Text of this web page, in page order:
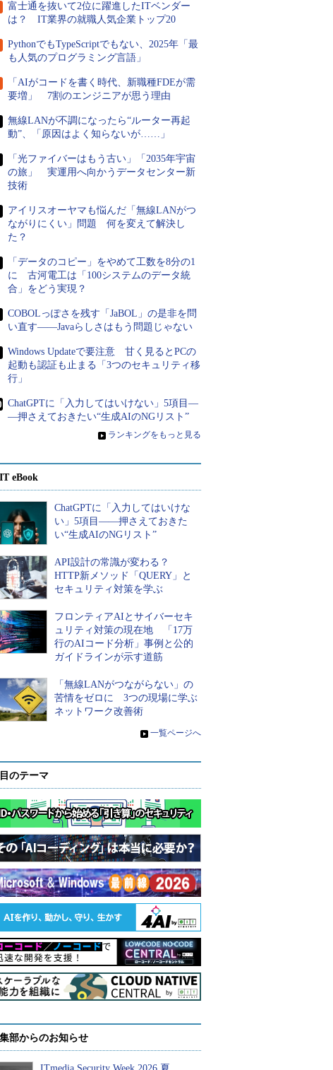
富士通を抜いて2位に躍進したITベンダー
は？ IT業界の就職人気企業トップ20
PythonでもTypeScriptでもない、2025年「最
も人気のプログラミング言語」
「AIがコードを書く時代、新職種FDEが需
要増」 7割のエンジニアが思う理由
無線LANが不調になったら“ルーター再起
動”、「原因はよく知らないが……」
「光ファイバーはもう古い」「2035年宇宙
の旅」 実運用へ向かうデータセンター新
技術
アイリスオーヤマも悩んだ「無線LANがつ
ながりにくい」問題 何を変えて解決し
た？
「データのコピー」をやめて工数を8分の1
に 古河電工は「100システムのデータ統
合」をどう実現？
COBOLっぽさを残す「JaBOL」の是非を問
い直す――Javaらしさはもう問題じゃない
Windows Updateで要注意 甘く見るとPCの
起動も認証も止まる「3つのセキュリティ移
行」
ChatGPTに「入力してはいけない」5項目―
―押さえておきたい“生成AIのNGリスト”
» ランキングをもっと見る
eBook
ChatGPTに「入力してはいけな
い」5項目――押さえておきた
い“生成AIのNGリスト”
API設計の常識が変わる？
HTTP新メソッド「QUERY」と
セキュリティ対策を学ぶ
フロンティアAIとサイバーセキ
ュリティ対策の現在地 「17万
行のAIコード分析」事例と公的
ガイドラインが示す道筋
「無線LANがつながらない」の
苦情をゼロに 3つの現場に学ぶ
ネットワーク改善術
» 一覧ページへ
のテーマ
部からのお知らせ